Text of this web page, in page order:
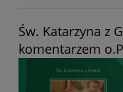
Św. Katarzyna z
komentarzem